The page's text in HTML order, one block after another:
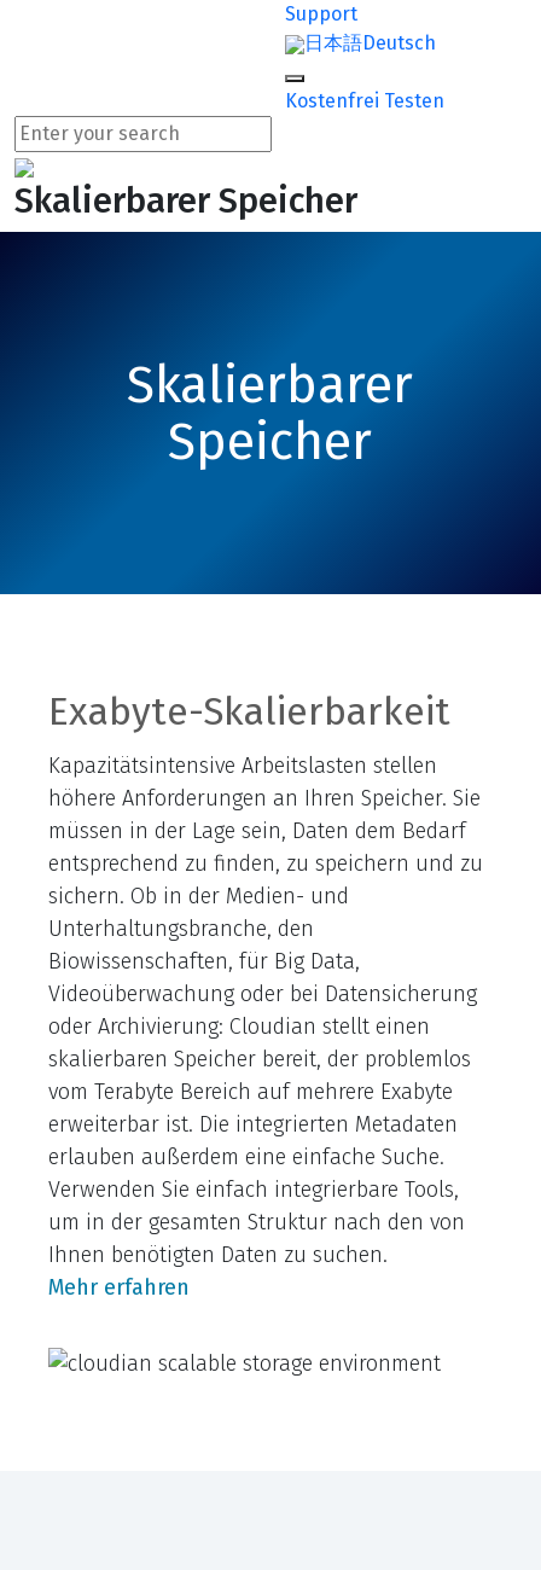
Support
日本語Deutsch
Kostenfrei Testen
Skalierbarer Speicher
Skalierbarer
Speicher
Exabyte-Skalierbarkeit
Kapazitätsintensive Arbeitslasten stellen
höhere Anforderungen an Ihren Speicher. Sie
müssen in der Lage sein, Daten dem Bedarf
entsprechend zu finden, zu speichern und zu
sichern. Ob in der Medien- und
Unterhaltungsbranche, den
Biowissenschaften, für Big Data,
Videoüberwachung oder bei Datensicherung
oder Archivierung: Cloudian stellt einen
skalierbaren Speicher bereit, der problemlos
vom Terabyte Bereich auf mehrere Exabyte
erweiterbar ist. Die integrierten Metadaten
erlauben außerdem eine einfache Suche.
Verwenden Sie einfach integrierbare Tools,
um in der gesamten Struktur nach den von
Ihnen benötigten Daten zu suchen.
Mehr erfahren